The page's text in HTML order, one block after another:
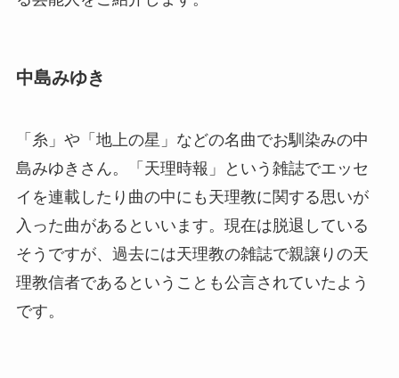
中島みゆき
「糸」や「地上の星」などの名曲でお馴染みの中
島みゆきさん。「天理時報」という雑誌でエッセ
イを連載したり曲の中にも天理教に関する思いが
入った曲があるといいます。現在は脱退している
そうですが、過去には天理教の雑誌で親譲りの天
理教信者であるということも公言されていたよう
です。